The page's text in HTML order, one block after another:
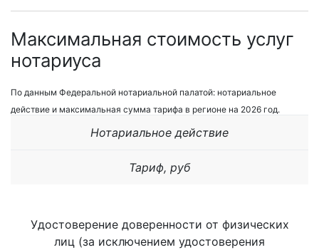
Максимальная стоимость услуг
нотариуса
По данным Федеральной нотариальной палатой: нотариальное
действие и максимальная сумма тарифа в регионе на 2026 год.
Нотариальное действие
Тариф, руб
Удостоверение доверенности от физических
лиц (за исключением удостоверения